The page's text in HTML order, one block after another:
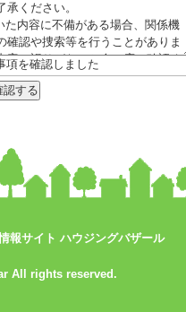
項を確認しました
報サイト ハウジングバザール
All rights reserved.